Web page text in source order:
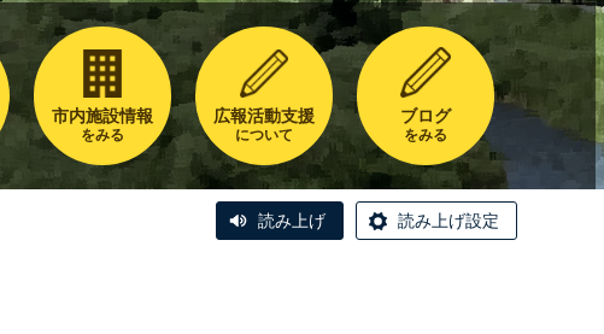
市内施設情報
をみる
広報活動支援
について
ブログ
をみる
読み上げ 読み上げ設定